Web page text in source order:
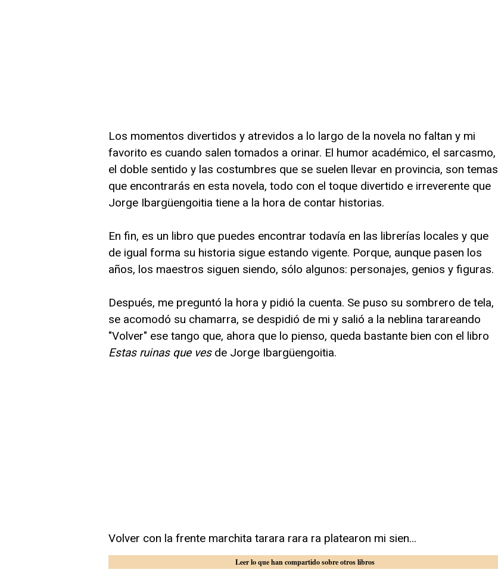
Los momentos divertidos y atrevidos a lo largo de la novela no faltan y mi
favorito es cuando salen tomados a orinar. El humor académico, el sarcasmo,
el doble sentido y las costumbres que se suelen llevar en provincia, son temas
que encontrarás en esta novela, todo con el toque divertido e irreverente que
Jorge Ibargüengoitia tiene a la hora de contar historias.
En fin, es un libro que puedes encontrar todavía en las librerías locales y que
de igual forma su historia sigue estando vigente. Porque, aunque pasen los
años, los maestros siguen siendo, sólo algunos: personajes, genios y figuras.
Después, me preguntó la hora y pidió la cuenta. Se puso su sombrero de tela,
se acomodó su chamarra, se despidió de mi y salió a la neblina tarareando
"Volver" ese tango que, ahora que lo pienso, queda bastante bien con el libro
Estas ruinas que vesde Jorge Ibargüengoitia.
Volver con la frente marchita tarara rara ra platearon mi sien...
Leer lo que han compartido sobre otros libros